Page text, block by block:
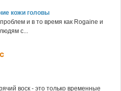
кожи головы
и в то время как Rogaine и
с...
воск - это только временные